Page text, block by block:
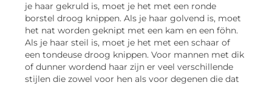
je haar gekruld is, moet je het met een ronde
borstel droog knippen. Als je haar golvend is, moet
het nat worden geknipt met een kam en een föhn.
Als je haar steil is, moet je het met een schaar of
een tondeuse droog knippen. Voor mannen met dik
of dunner wordend haar zijn er veel verschillende
stijlen die zowel voor hen als voor degenen die dat